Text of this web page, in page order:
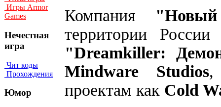
Игры Armor
Games
Нечестная
игра
Чит коды
Прохождения
Юмор
Компания
территории
"Dreamkiller:
Mindware Studios,
проектам как Cold